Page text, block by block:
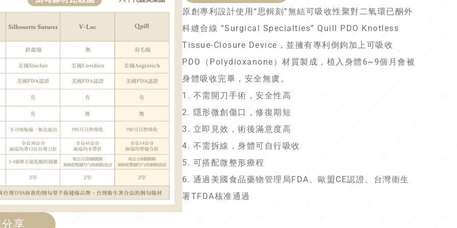
原創專利設計使用“思輯刻”無結可吸收性聚對二氧環已酮外
科縫合線 “Surgical Specialties” Quill PDO Knotless
Tissue-Closure Device，並擁有專利倒鉤加上可吸收
PDO（Polydioxanone）材質製成，植入身體6~9個月會被
身體吸收完畢，安全無虞。
1. 不需開刀手術，安全性高
2. 隱形微創傷口，修復期短
3. 立即見效，術後滿意度高
4. 不需拆線，身體可自行吸收
5. 可搭配微整形療程
6. 通過美國食品藥物管理局FDA、歐盟CE認證、台灣衛生
署TFDA核准通過
享